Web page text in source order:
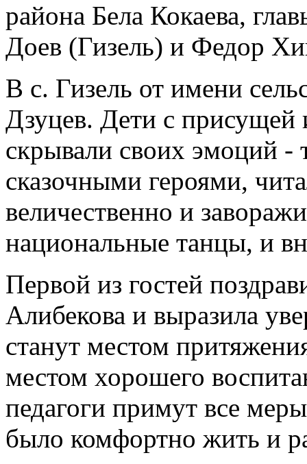
района Бела Кокаева,
Доев (Гизель) и Федор
В с. Гизель от имени
Дзуцев. Дети с присущей
скрывали своих эмоций -
сказочными героями,
величественно и
национальные танцы, и
Первой из гостей
Алибекова и выразила
станут местом
местом хорошего
педагоги примут все
было комфортно жить и